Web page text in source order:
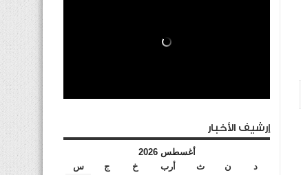
إرشيف الأخبار
أغسطس 2026
د
ن ث أرب خ ج
س